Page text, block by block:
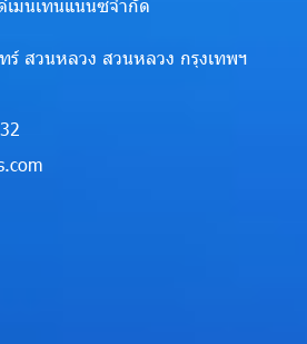
สวนหลวง สวนหลวง กรุงเทพฯ